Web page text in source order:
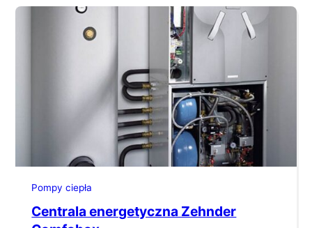
Pompy ciepła
Centrala energetyczna Zehnder